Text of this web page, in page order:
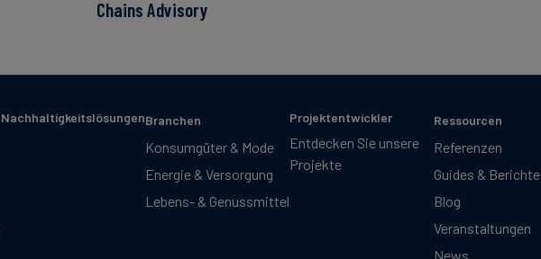
Chains Advisory
NachhaltigkeitslösungenBranchen
Konsumgüter & Mode
Energie & Versorgung
Lebens- & Genussmittel
Projektentwickler
Entdecken Sie unsere
Projekte
Ressourcen
Referenzen
Guides & Berichte
Blog
Veranstaltungen
News